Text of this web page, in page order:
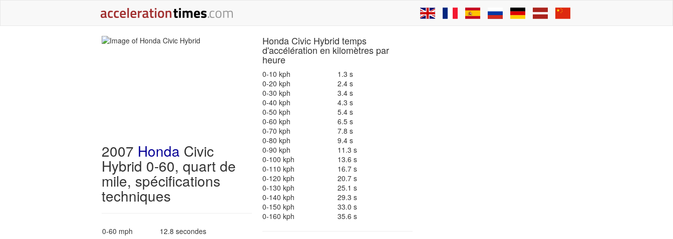
2007 Honda Civic
Hybrid 0-60, quart de
mile, spécifications
techniques
0-60 mph
12.8 secondes
Honda Civic Hybrid temps
d'accélération en kilomètres par
heure
0-10 kph
1.3 s
0-20 kph
2.4 s
0-30 kph
3.4 s
0-40 kph
4.3 s
0-50 kph
5.4 s
0-60 kph
6.5 s
0-70 kph
7.8 s
0-80 kph
9.4 s
0-90 kph
11.3 s
0-100 kph
13.6 s
0-110 kph
16.7 s
0-120 kph
20.7 s
0-130 kph
25.1 s
0-140 kph
29.3 s
0-150 kph
33.0 s
0-160 kph
35.6 s